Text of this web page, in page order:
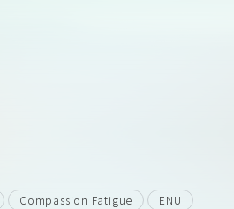
Compassion Fatigue ENU